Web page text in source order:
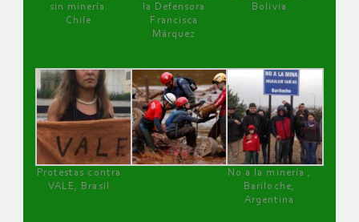
sin minería.
Chile
la Defensora
Francisca
Márquez
Bolivia
Protestas contra
VALE, Brasil
No a la minería ,
Bariloche,
Argentina